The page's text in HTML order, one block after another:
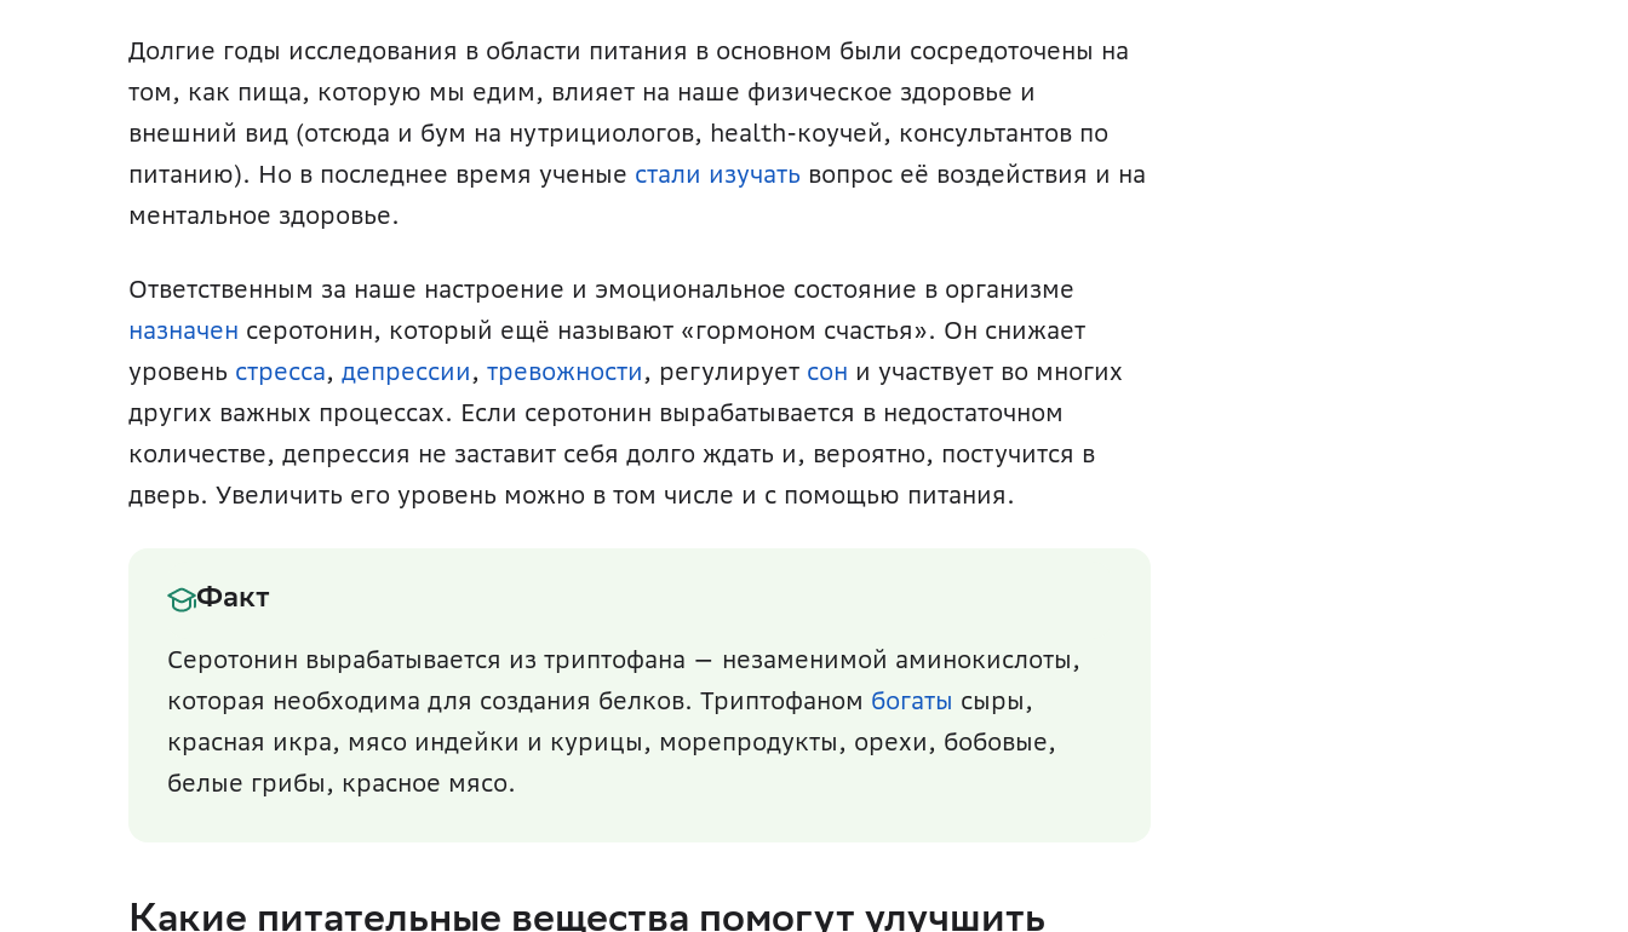
Долгие годы исследования в области питания в основном были сосредоточены на
том, как пища, которую мы едим, влияет на наше физическое здоровье и
внешний вид (отсюда и бум на нутрициологов, health-коучей, консультантов по
питанию). Но в последнее время ученые стали изучать вопрос её воздействия и на
ментальное здоровье.
назначен серотонин, который ещё называют «гормоном счастья». Он снижает
уровень стресса, депрессии, тревожности, регулирует сон и участвует во многих
других важных процессах. Если серотонин вырабатывается в недостаточном
количестве, депрессия не заставит себя долго ждать и, вероятно, постучится в
дверь. Увеличить его уровень можно в том числе и с помощью питания.
Факт
Серотонин вырабатывается из триптофана — незаменимой аминокислоты,
которая необходима для создания белков. Триптофаном богаты сыры,
красная икра, мясо индейки и курицы, морепродукты, орехи, бобовые,
белые грибы, красное мясо.
Какие питательные вещества помогут улучшить